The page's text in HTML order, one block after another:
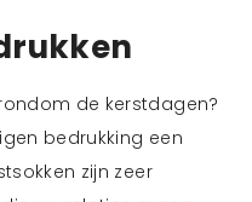
de kerstdagen?
bedrukking een
zijn zeer